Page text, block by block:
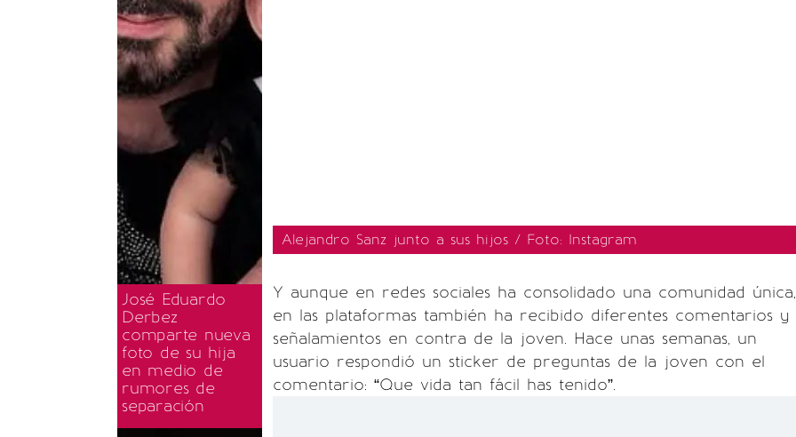
José Eduardo
Derbez
comparte nueva
foto de su hija
en medio de
rumores de
separación
Alejandro Sanz junto a sus hijos / Foto: Instagram
Y aunque en redes sociales ha consolidado una comunidad única,
en las plataformas también ha recibido diferentes comentarios y
señalamientos en contra de la joven. Hace unas semanas, un
usuario respondió un sticker de preguntas de la joven con el
comentario: “Que vida tan fácil has tenido”.